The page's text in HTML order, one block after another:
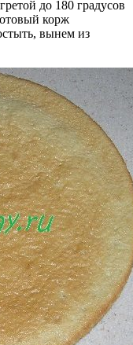
до 180 градусов
корж
вынем из